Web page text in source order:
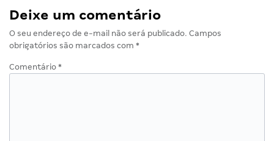
Deixe um comentário
O seu endereço de e-mail não será publicado. Campos
obrigatórios são marcados com *
Comentário *